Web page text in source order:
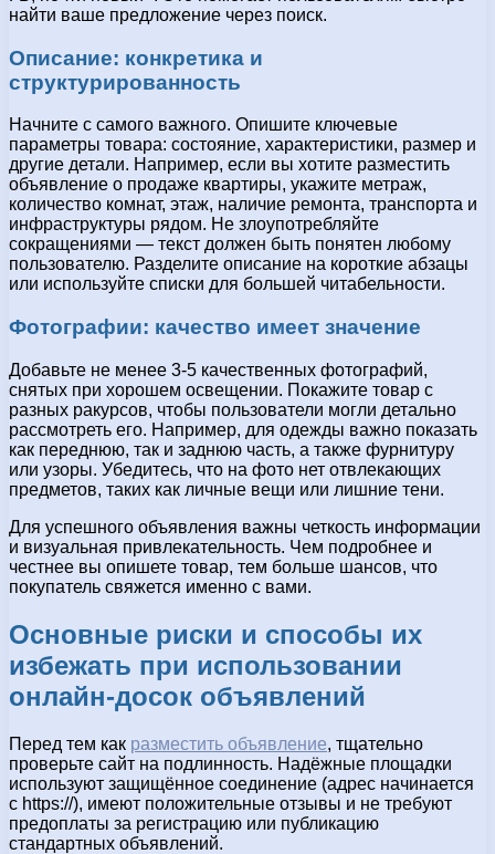
найти ваше предложение через поиск.
Описание: конкретика и
структурированность
Начните с самого важного. Опишите ключевые
параметры товара: состояние, характеристики, размер и
другие детали. Например, если вы хотите разместить
объявление о продаже квартиры, укажите метраж,
количество комнат, этаж, наличие ремонта, транспорта и
инфраструктуры рядом. Не злоупотребляйте
сокращениями — текст должен быть понятен любому
пользователю. Разделите описание на короткие абзацы
или используйте списки для большей читабельности.
Фотографии: качество имеет значение
Добавьте не менее 3-5 качественных фотографий,
снятых при хорошем освещении. Покажите товар с
разных ракурсов, чтобы пользователи могли детально
рассмотреть его. Например, для одежды важно показать
как переднюю, так и заднюю часть, а также фурнитуру
или узоры. Убедитесь, что на фото нет отвлекающих
предметов, таких как личные вещи или лишние тени.
Для успешного объявления важны четкость информации
и визуальная привлекательность. Чем подробнее и
честнее вы опишете товар, тем больше шансов, что
покупатель свяжется именно с вами.
Основные риски и способы их
избежать при использовании
онлайн-досок объявлений
Перед тем как разместить объявление, тщательно
проверьте сайт на подлинность. Надёжные площадки
используют защищённое соединение (адрес начинается
с https://), имеют положительные отзывы и не требуют
предоплаты за регистрацию или публикацию
стандартных объявлений.